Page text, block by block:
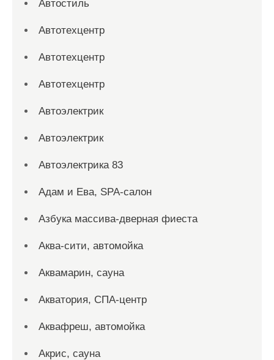
Автостиль
Автотехцентр
Автотехцентр
Автотехцентр
Автоэлектрик
Автоэлектрик
Автоэлектрика 83
Адам и Ева, SPA-салон
Азбука массива-дверная фиеста
Аква-сити, автомойка
Аквамарин, сауна
Акватория, СПА-центр
Аквафреш, автомойка
Акрис, сауна